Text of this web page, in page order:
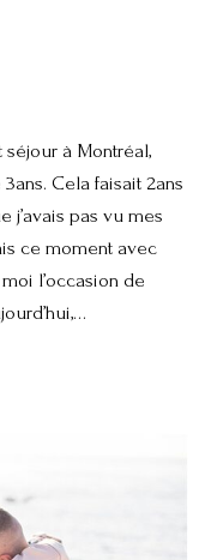
séjour à Montréal,
Cela faisait 2ans
j’avais pas vu mes
ce moment avec
l’occasion de